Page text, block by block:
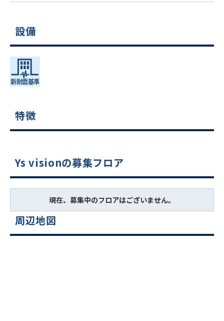
設備
特徴
Ys visionの募集フロア
現在、募集中のフロアはございません。
周辺地図